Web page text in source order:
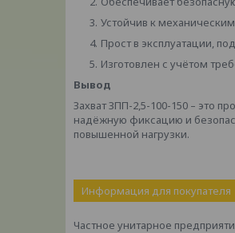
Устойчив к
Прост в эксплуатации,
Изготовлен с учётом
Вывод
Захват ЗПП-2,5-100-150 – это
надёжную фиксацию и
повышенной нагрузки.
Информация для покупателя
Частное унитарное